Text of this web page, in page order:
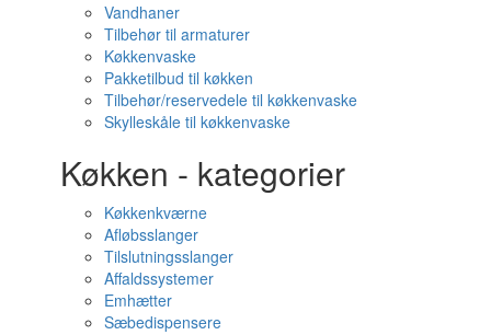
Vandhaner
Tilbehør til armaturer
Køkkenvaske
Pakketilbud til køkken
Tilbehør/reservedele til køkkenvaske
Skylleskåle til køkkenvaske
Køkken - kategorier
Køkkenkværne
Afløbsslanger
Tilslutningsslanger
Affaldssystemer
Emhætter
Sæbedispensere